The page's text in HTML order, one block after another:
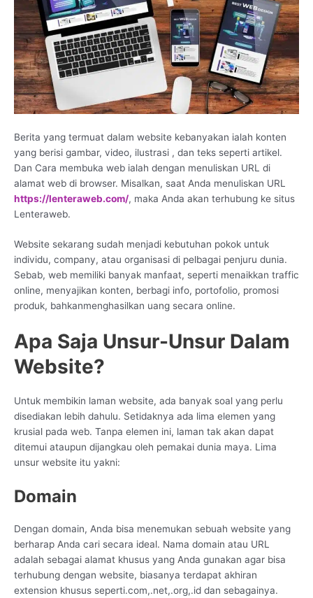
Berita yang termuat dalam website kebanyakan ialah konten
yang berisi gambar, video, ilustrasi , dan teks seperti artikel.
Dan Cara membuka web ialah dengan menuliskan URL di
alamat web di browser. Misalkan, saat Anda menuliskan URL
https://lenteraweb.com/, maka Anda akan terhubung ke situs
Lenteraweb.
Website sekarang sudah menjadi kebutuhan pokok untuk
individu, company, atau organisasi di pelbagai penjuru dunia.
Sebab, web memiliki banyak manfaat, seperti menaikkan traffic
online, menyajikan konten, berbagi info, portofolio, promosi
produk, bahkanmenghasilkan uang secara online.
Apa Saja Unsur-Unsur Dalam
Website?
Untuk membikin laman website, ada banyak soal yang perlu
disediakan lebih dahulu. Setidaknya ada lima elemen yang
krusial pada web. Tanpa elemen ini, laman tak akan dapat
ditemui ataupun dijangkau oleh pemakai dunia maya. Lima
unsur website itu yakni:
Domain
Dengan domain, Anda bisa menemukan sebuah website yang
berharap Anda cari secara ideal. Nama domain atau URL
adalah sebagai alamat khusus yang Anda gunakan agar bisa
terhubung dengan website, biasanya terdapat akhiran
extension khusus seperti.com,.net,.org,.id dan sebagainya.